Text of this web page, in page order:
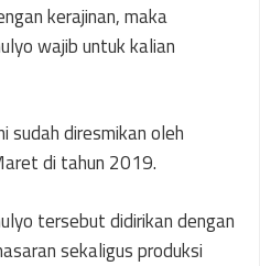
kerajinan, maka
wajib untuk kalian
sudah diresmikan oleh
di tahun 2019.
tersebut didirikan dengan
sekaligus produksi